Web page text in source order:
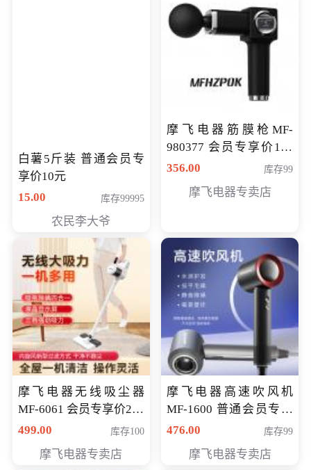
白薯5斤装 普通会员专
享价10元
15.00
库存99995
农民李大爷
摩飞电器筋膜枪MF-
980377 会员专享价199
元
356.00 库存99
摩飞电器专卖店
摩飞电器无线吸尘器
MF-6061 会员专享价299
元
499.00 库存100
摩飞电器专卖店
摩飞电器高速吹风机
MF-1600 普通会员专享
价298元
476.00 库存99
摩飞电器专卖店